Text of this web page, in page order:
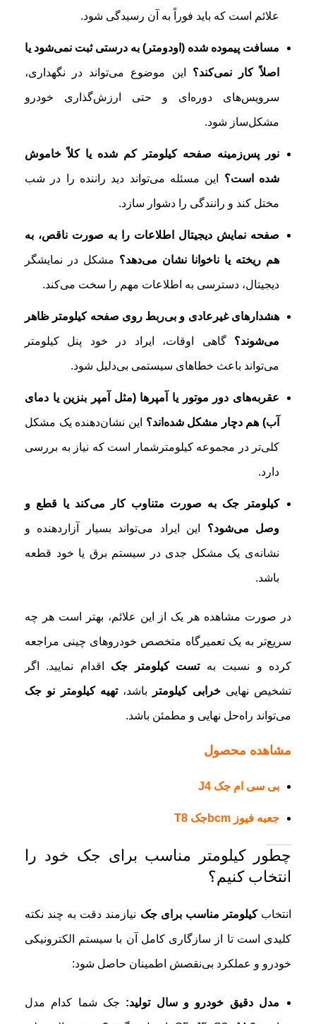
علائم است که باید فوراً به آن رسیدگی شود.
مسافت پیموده شده (اودومتر) به درستی ثبت نمی‌شود یا
اصلاً کار نمی‌کند؟ این موضوع می‌تواند در نگهداری،
سرویس‌های دوره‌ای و حتی ارزش‌گذاری خودرو
مشکل‌ساز شود.
نور پس‌زمینه صفحه کیلومتر کم شده یا کلاً خاموش
شده است؟ این مسئله می‌تواند دید راننده را در شب
مختل کند و رانندگی را دشوار سازد.
صفحه نمایش دیجیتال اطلاعات را به صورت ناقص، به
هم ریخته یا ناخوانا نشان می‌دهد؟ مشکل در نمایشگر
دیجیتال، دسترسی به اطلاعات مهم را سخت می‌کند.
هشدارهای غیرعادی و بی‌ربط روی صفحه کیلومتر ظاهر
می‌شوند؟ گاهی اوقات، ایراد در خود پنل کیلومتر
می‌تواند باعث خطاهای سیستمی بی‌دلیل شود.
عقربه‌های دور موتور یا آمپرها (مثل آمپر بنزین یا دمای
آب) هم دچار مشکل شده‌اند؟ این نشان‌دهنده یک مشکل
کلی‌تر در مجموعه کیلومترشمار است که نیاز به بررسی
دارد.
کیلومتر جک به صورت متناوب کار می‌کند یا قطع و
وصل می‌شود؟ این ایراد می‌تواند بسیار آزاردهنده و
نشانه‌ی یک مشکل جدی در سیستم برق یا خود قطعه
باشد.
در صورت مشاهده هر یک از این علائم، بهتر است هر چه
سریع‌تر به یک تعمیرگاه متخصص خودروهای چینی مراجعه
کرده و نسبت بهتست کیلومتر جک اقدام نمایید. اگر
تشخیص نهاییخرابی کیلومتر باشد،تهیه کیلومتر نو جک
می‌تواند راه‌حل نهایی و مطمئن باشد.
مشاهده محصول
بی سی ام جک J4
جعبه فیوز bcmجک T8
چطور کیلومتر مناسب برای جک خود را
انتخاب کنیم؟
انتخابکیلومتر مناسب برای جک نیازمند دقت به چند نکته
کلیدی است تا از سازگاری کامل آن با سیستم الکترونیکی
خودرو و عملکرد بی‌نقصش اطمینان حاصل شود:
مدل دقیق خودرو و سال تولید: جک شما کدام مدل